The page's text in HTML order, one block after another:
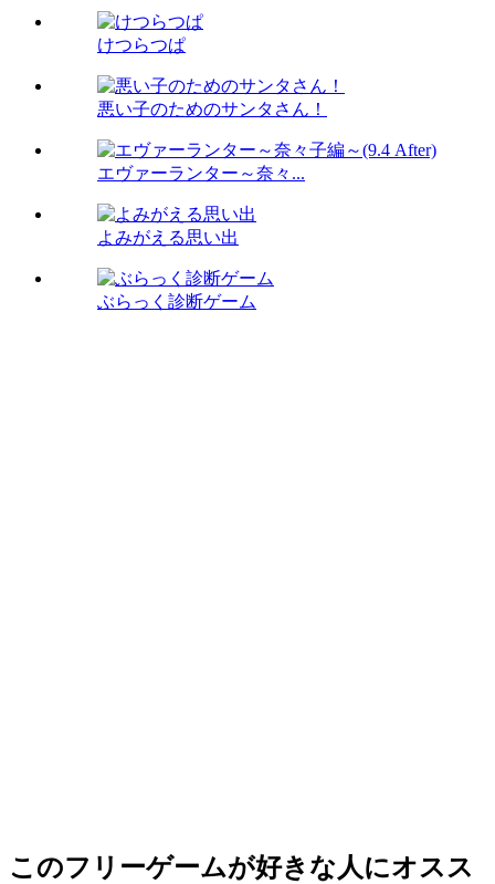
けつらつぱ
悪い子のためのサンタさん！
エヴァーランター～奈々...
よみがえる思い出
ぶらっく診断ゲーム
このフリーゲームが好きな人にオスス